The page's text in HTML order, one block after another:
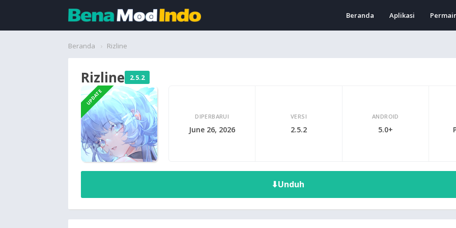
Beranda Aplikasi
Beranda Rizline
Rizline 2.5.2
UPDATE
DIPERBARUI
June 26, 2026
VERSI
2.5.2
ANDROID
5.0+
⬇Unduh